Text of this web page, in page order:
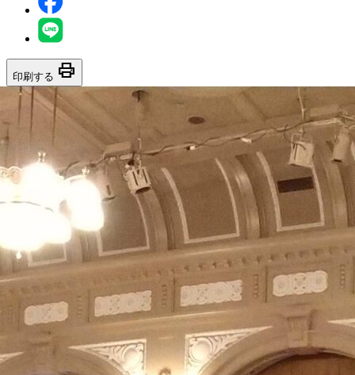
印刷する print